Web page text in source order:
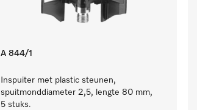
A 844/1
Inspuiter met plastic steunen,
spuitmonddiameter 2,5, lengte 80 mm,
5 stuks.